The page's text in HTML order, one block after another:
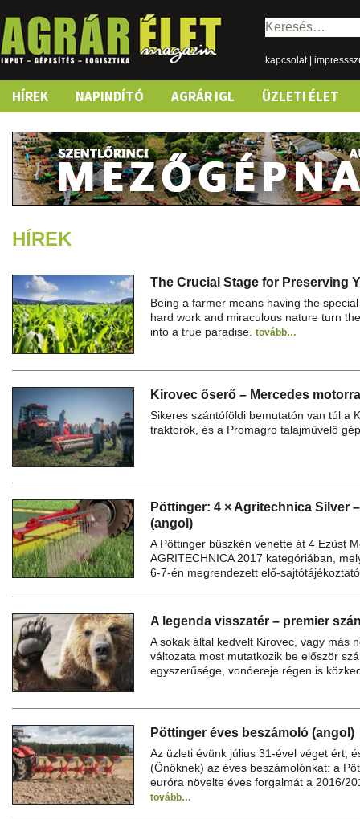
Keresés:
kapcsolat|
Skip
content
HÍREK NAPINDÍTÓ AGRÁR IGL ÜZLETI ÉLET
HÍREK
The Crucial Stage for Preserving
Being a farmer means having the
hard work and miraculous nature turn
into a true paradise. tovább…
Kirovec őserő – Mercedes
Sikeres szántóföldi bemutatón van túl a
traktorok, és a Promagro talajművelő
Pöttinger: 4 × Agritechnica Silver
(angol)
A Pöttinger büszkén vehette át 4 Ezüst
AGRITECHNICA 2017 kategóriában,
6-7-én megrendezett elő-
A legenda visszatér – premier
A sokak által kedvelt Kirovec, vagy más
változata most mutatkozik be először
egyszerűsége, vonóereje régen is
Pöttinger éves beszámoló (angol)
Az üzleti évünk július 31-ével véget ért,
(Önöknek) az éves beszámolónkat: a
euróra növelte éves forgalmát a 2016/
tovább…